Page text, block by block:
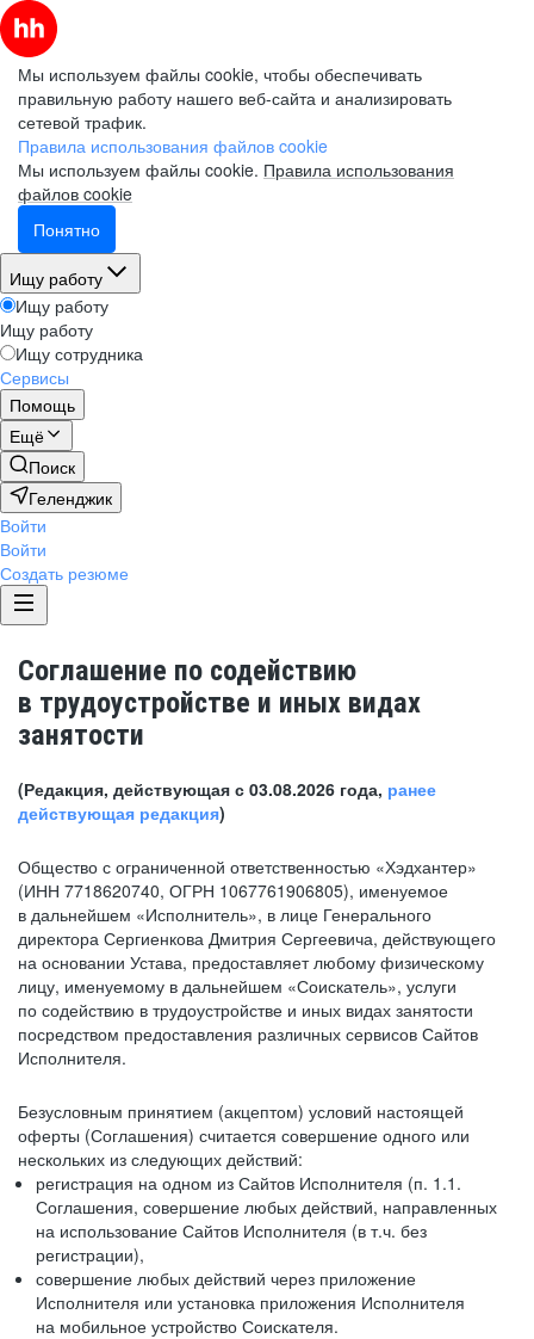
Мы используем файлы cookie, чтобы обеспечивать
правильную работу нашего веб-сайта и анализировать
сетевой трафик.
Правила использования файлов cookie
Мы используем файлы cookie. Правила использования
файлов cookie
Понятно
Ищу работу
Ищу работу
Ищу работу
Ищу сотрудника
Сервисы
Помощь
Ещё
Поиск
Геленджик
Войти
Войти
Создать резюме
Соглашение по содействию
в трудоустройстве и иных видах
занятости
(Редакция, действующая с 03.08.2026 года, ранее
действующая редакция)
Общество с ограниченной ответственностью «Хэдхантер»
(ИНН 7718620740, ОГРН 1067761906805), именуемое
в дальнейшем «Исполнитель», в лице Генерального
директора Сергиенкова Дмитрия Сергеевича, действующего
на основании Устава, предоставляет любому физическому
лицу, именуемому в дальнейшем «Соискатель», услуги
по содействию в трудоустройстве и иных видах занятости
посредством предоставления различных сервисов Сайтов
Исполнителя.
Безусловным принятием (акцептом) условий настоящей
оферты (Соглашения) считается совершение одного или
нескольких из следующих действий:
регистрация на одном из Сайтов Исполнителя (п. 1.1.
Соглашения, совершение любых действий, направленных
на использование Сайтов Исполнителя (в т.ч. без
регистрации),
совершение любых действий через приложение
Исполнителя или установка приложения Исполнителя
на мобильное устройство Соискателя.